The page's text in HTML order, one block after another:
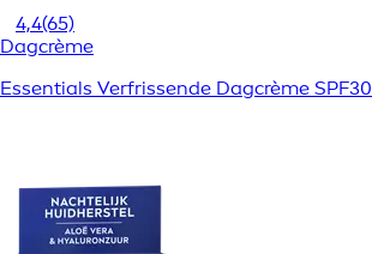
4,4(65)
Dagcrème
Essentials Verfrissende Dagcrème SPF30